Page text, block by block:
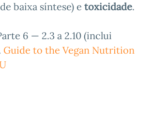
baixa síntese) e toxicidade.
6 — 2.3 a 2.10 (inclui
Guide to the Vegan Nutrition